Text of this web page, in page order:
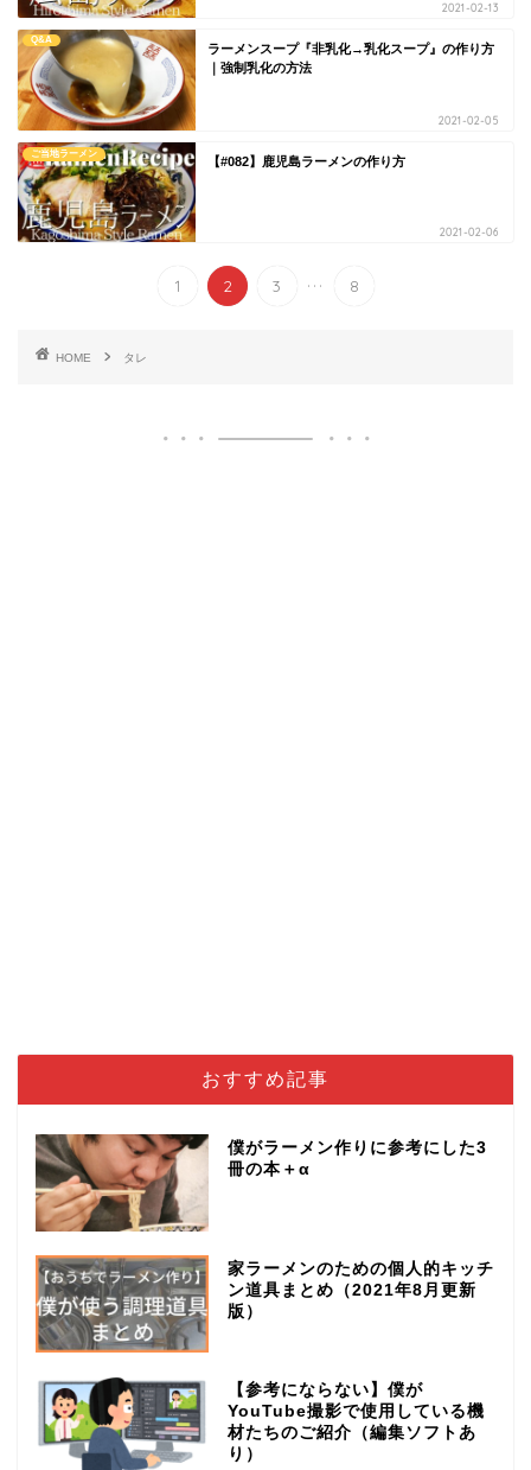
2021-02-13
Q&A
ラーメンスープ『非乳化→乳化スープ』の作り方
｜強制乳化の方法
2021-02-05
ご当地ラーメン
【#082】鹿児島ラーメンの作り方
2021-02-06
1 2 3 ... 8
HOME タレ
おすすめ記事
僕がラーメン作りに参考にした3
冊の本＋α
家ラーメンのための個人的キッチ
ン道具まとめ（2021年8月更新
版）
【参考にならない】僕が
YouTube撮影で使用している機
材たちのご紹介（編集ソフトあ
り）